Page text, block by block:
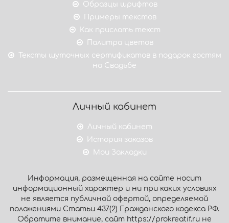
Образцы шрифтов
Примеры текстов
Как прислать текст
Палитра цветов
Тексты шуточных сертификатов в подарок гостям
на Свадьбе
Личный кабинет
Личный кабинет
История заказов
Мои Закладки
Информация, размещенная на сайте носит
информационный характер и ни при каких условиях
не является публичной офертой, определяемой
положениями Статьи 437(2) Гражданского кодекса РФ.
Обратите внимание, сайт https://prokreatif.ru не